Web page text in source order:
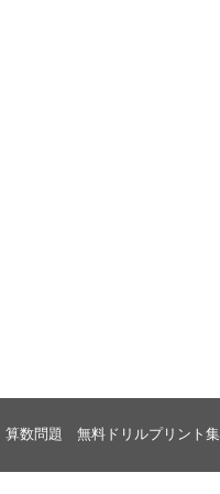
数問題 無料ドリルプリント集